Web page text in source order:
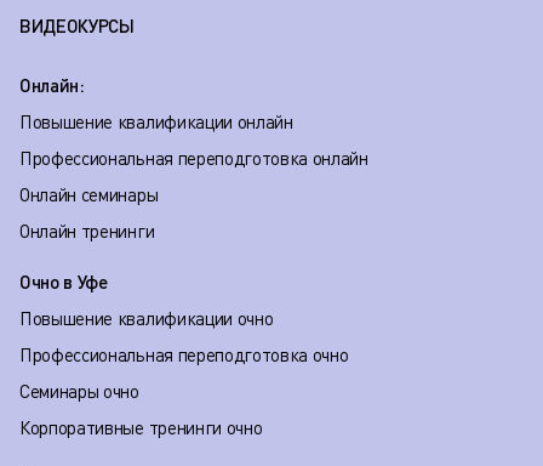
ВИДЕОКУРСЫ
Онлайн:
Повышение квалификации онлайн
Профессиональная переподготовка онлайн
Онлайн семинары
Онлайн тренинги
Очно в Уфе
Повышение квалификации очно
Профессиональная переподготовка очно
Семинары очно
Корпоративные тренинги очно